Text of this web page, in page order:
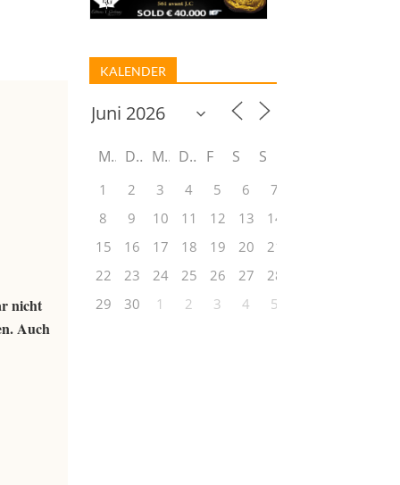
nicht
Auch
KALENDER
M D M D F S S
1 2 3 4 5 6
7
8
9 10 11 12 13
14
15
16 17 18 19 20
21
22
23 24 25 26 27
28
29
30 1 2 3 4 5